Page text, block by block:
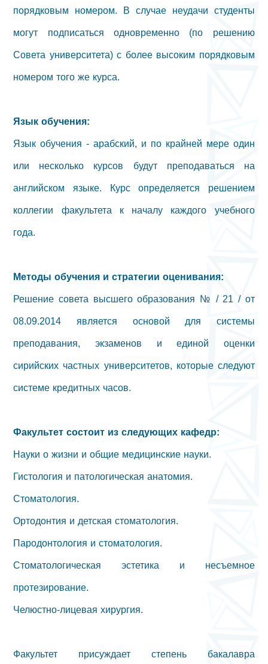
порядковым номером. В случае неудачи студенты
могут подписаться одновременно (по решению
Совета университета) с более высоким порядковым
номером того же курса.
Язык обучения:
Язык обучения - арабский, и по крайней мере один
или несколько курсов будут преподаваться на
английском языке. Курс определяется решением
коллегии факультета к началу каждого учебного
года.
Методы обучения и стратегии оценивания:
Решение совета высшего образования № / 21 / от
08.09.2014 является основой для системы
преподавания, экзаменов и единой оценки
сирийских частных университетов, которые следуют
системе кредитных часов.
Факультет состоит из следующих кафедр:
Науки о жизни и общие медицинские науки.
Гистология и патологическая анатомия.
Стоматология.
Ортодонтия и детская стоматология.
Пародонтология и стоматология.
Стоматологическая эстетика и несъемное
протезирование.
Челюстно-лицевая хирургия.
Факультет присуждает степень бакалавра